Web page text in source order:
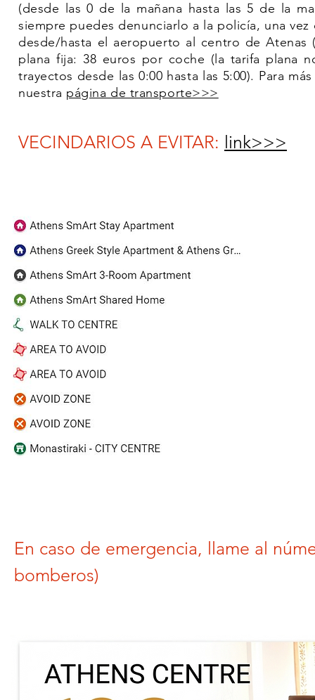
(desde las 0 de la mañana hasta las 5 de la
siempre puedes denunciarlo a la policía, una
desde/hasta el aeropuerto al centro de
plana fija: 38 euros por coche (la tarifa plana
trayectos desde las 0:00 hasta las 5:00). Para
nuestra página de transporte>>>
VECINDARIOS A EVITAR: link>>>
En caso de emergencia, llame al
bomberos)